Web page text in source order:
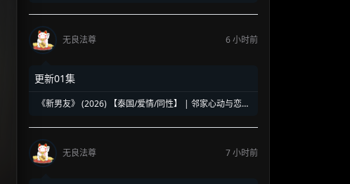
无良法尊 6 小时前
更新01集
《新男友》 (2026) 【泰国/爱情/同性】 | 邻家心动与恋爱
无良法尊 7 小时前